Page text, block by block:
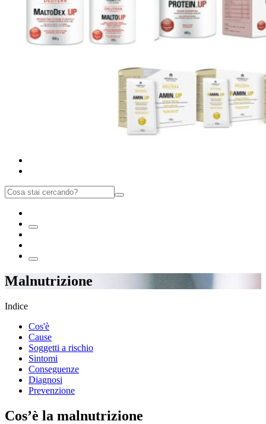
Malnutrizione
Indice
Cos'è
Cause
Soggetti a rischio
Sintomi
Conseguenze
Diagnosi
Prevenzione
Cos’è la malnutrizione